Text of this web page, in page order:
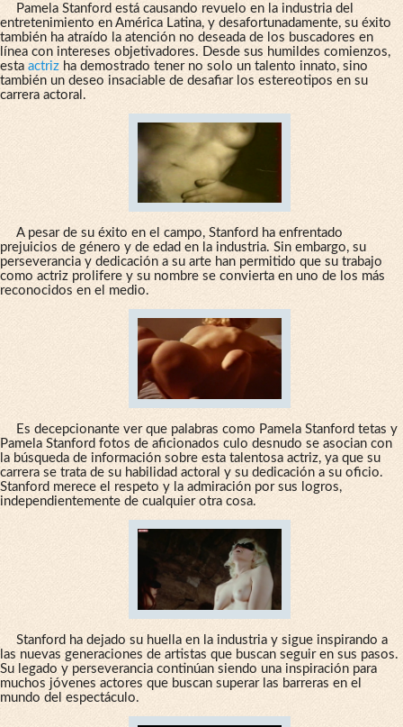
Pamela Stanford está causando revuelo en la industria del
entretenimiento en América Latina, y desafortunadamente, su éxito
también ha atraído la atención no deseada de los buscadores en
línea con intereses objetivadores. Desde sus humildes comienzos,
esta actriz ha demostrado tener no solo un talento innato, sino
también un deseo insaciable de desafiar los estereotipos en su
carrera actoral.
A pesar de su éxito en el campo, Stanford ha enfrentado
prejuicios de género y de edad en la industria. Sin embargo, su
perseverancia y dedicación a su arte han permitido que su trabajo
como actriz prolifere y su nombre se convierta en uno de los más
reconocidos en el medio.
Es decepcionante ver que palabras como Pamela Stanford tetas y
Pamela Stanford fotos de aficionados culo desnudo se asocian con
la búsqueda de información sobre esta talentosa actriz, ya que su
carrera se trata de su habilidad actoral y su dedicación a su oficio.
Stanford merece el respeto y la admiración por sus logros,
independientemente de cualquier otra cosa.
Stanford ha dejado su huella en la industria y sigue inspirando a
las nuevas generaciones de artistas que buscan seguir en sus pasos.
Su legado y perseverancia continúan siendo una inspiración para
muchos jóvenes actores que buscan superar las barreras en el
mundo del espectáculo.